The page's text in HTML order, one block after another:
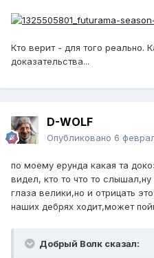
Кто верит - для того реально.
доказательства...
D-WOLF
Опубликовано 6
по моему ерунда какая та
видел, кто то что то
глаза велики,но и отрицать
наших дебрях ходит,может
Добрый Волк сказал: